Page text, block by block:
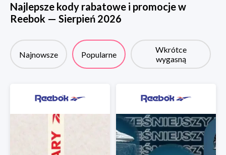
Najlepsze kody rabatowe i promocje w
Reebok — Sierpień 2026
Najnowsze Popularne
Wkrótce
wygasną